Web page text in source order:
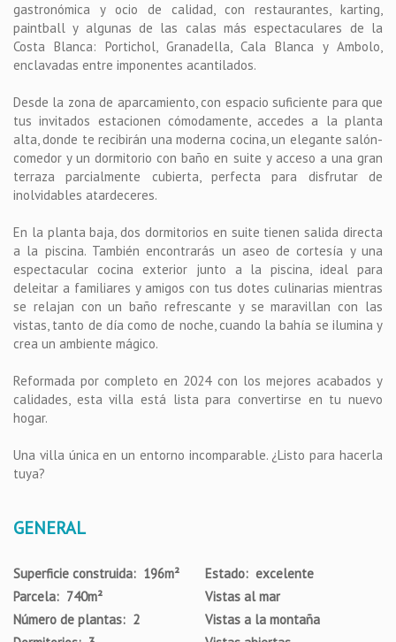
gastronómica y ocio de calidad, con restaurantes, karting,
paintball y algunas de las calas más espectaculares de la
Costa Blanca: Portichol, Granadella, Cala Blanca y Ambolo,
enclavadas entre imponentes acantilados.
Desde la zona de aparcamiento, con espacio suficiente para que
tus invitados estacionen cómodamente, accedes a la planta
alta, donde te recibirán una moderna cocina, un elegante salón-
comedor y un dormitorio con baño en suite y acceso a una gran
terraza parcialmente cubierta, perfecta para disfrutar de
inolvidables atardeceres.
En la planta baja, dos dormitorios en suite tienen salida directa
a la piscina. También encontrarás un aseo de cortesía y una
espectacular cocina exterior junto a la piscina, ideal para
deleitar a familiares y amigos con tus dotes culinarias mientras
se relajan con un baño refrescante y se maravillan con las
vistas, tanto de día como de noche, cuando la bahía se ilumina y
crea un ambiente mágico.
Reformada por completo en 2024 con los mejores acabados y
calidades, esta villa está lista para convertirse en tu nuevo
hogar.
Una villa única en un entorno incomparable. ¿Listo para hacerla
tuya?
GENERAL
Superficie construida: 196m²
Parcela: 740m²
Número de plantas: 2
Estado: excelente
Vistas al mar
Vistas a la montaña